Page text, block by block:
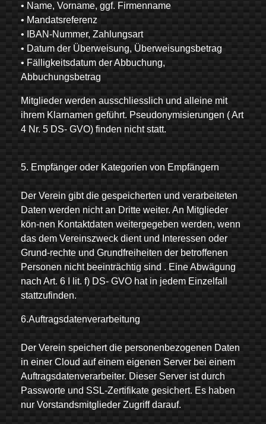
• Name, Vorname, ggf. Firmenname
• Mandatsreferenz
• IBAN-Nummer, Zahlungsart
• Datum der Überweisung, Überweisungsbetrag
• Fälligkeitsdatum der Abbuchung,
Abbuchungsbetrag
Mitglieder werden ausschliesslich und alleine mit
ihrem Klarnamen geführt. Pseudonymisierungen ( Art
4 Nr. 5 DS- GVO) finden nicht statt.
5. Empfänger oder Kategorien von Empfängern
Der Verein gibt die gespeicherten und verarbeiteten
Daten werden nicht an Dritte weiter. An Mitglieder
kön-nen Kontaktdaten weitergegeben werden, wenn
das dem Vereinszweck dient und Interessen oder
Grund-rechte und Grundfreiheiten der betroffenen
Personen nicht beeinträchtig sind . Eine Abwägung
nach Art. 6 I lit. f) DS- GVO hat in jedem Einzelfall
stattzufinden.
6.Auftragsdatenverarbeitung
Der Verein speichert die personenbezogenen Daten
in einer Cloud auf einem eigenen Server bei einem
Auftragsdatenverarbeiter. Dieser Server ist durch
Passworte und SSL-Zertifikate gesichert. Es haben
nur Vorstandsmitglieder Zugriff darauf.